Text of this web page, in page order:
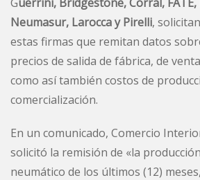
Neumasur, Larocca y Pirelli,
estas firmas que remitan datos
precios de salida de fábrica, de
como así también costos de
comercialización.
En un comunicado, Comercio
solicitó la remisión de «la
neumático de los últimos (12)